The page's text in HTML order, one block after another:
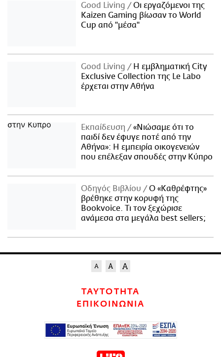
Good Living
Οι εργαζόμενοι της
Kaizen Gaming βίωσαν το World
Cup από "μέσα"
Good Living
Η εμβληματική City
Exclusive Collection της Le Labo
έρχεται στην Αθήνα
Εκπαίδευση
«Νιώσαμε ότι το
παιδί δεν έφυγε ποτέ από την
Αθήνα»: Η εμπειρία οικογενειών
που επέλεξαν σπουδές στην Κύπρο
Οδηγός Βιβλίου
Ο «Καθρέφτης»
βρέθηκε στην κορυφή της
Bookvoice. Τι τον ξεχώρισε
ανάμεσα στα μεγάλα best sellers;
ΤΑΥΤΟΤΗΤΑ
ΕΠΙΚΟΙΝΩΝΙΑ